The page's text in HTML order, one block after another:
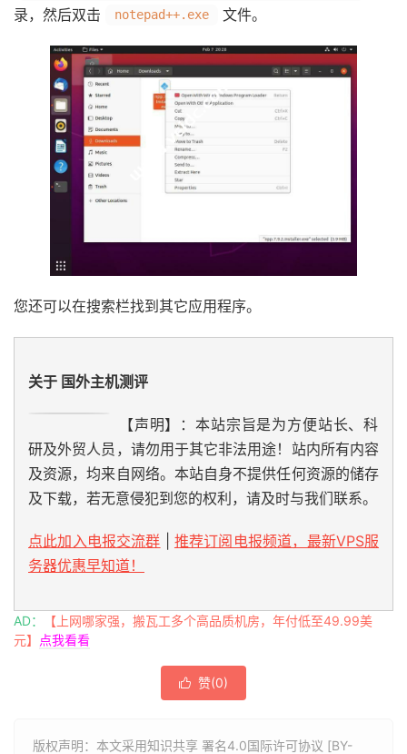
录，然后双击
notepad++.exe 文件。
您还可以在搜索栏找到其它应用程序。
关于 国外主机测评
【声明】：本站宗旨是为方便站长、科
研及外贸人员，请勿用于其它非法用途！站内所有内容
及资源，均来自网络。本站自身不提供任何资源的储存
及下载，若无意侵犯到您的权利，请及时与我们联系。
点此加入电报交流群
推荐订阅电报频道，最新VPS服
务器优惠早知道！
AD：
【上网哪家强，搬瓦工多个高品质机房，年付低至49.99美
元】
点我看看
 赞(0)
版权声明：本文采用知识共享 署名4.0国际许可协议 [BY-